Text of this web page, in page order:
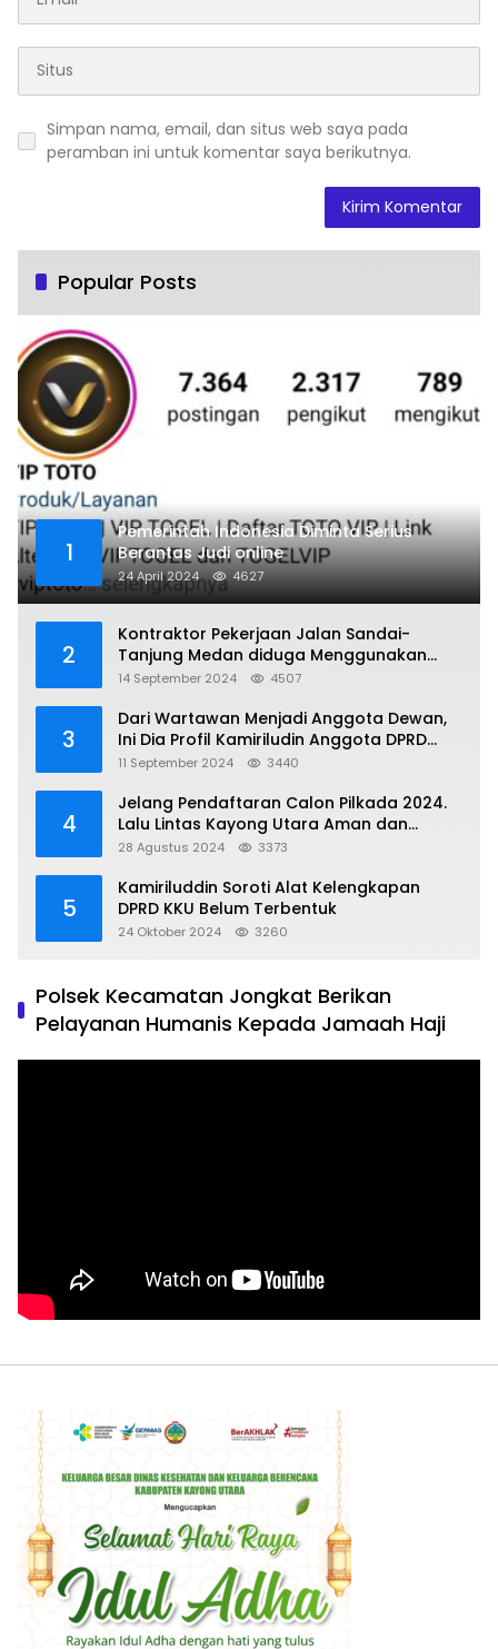
Simpan nama, email, dan situs web saya pada
peramban ini untuk komentar saya berikutnya.
Popular Posts
1
Pemerintah Indonesia Diminta Serius
Berantas Judi online
24 April 2024 4627
2
Kontraktor Pekerjaan Jalan Sandai-
Tanjung Medan diduga Menggunakan
Matrial Tanah tak Berizin Resmi
14 September 2024 4507
3
Dari Wartawan Menjadi Anggota Dewan,
Ini Dia Profil Kamiriludin Anggota DPRD
Dapil 1 KKU
11 September 2024 3440
4
Jelang Pendaftaran Calon Pilkada 2024.
Lalu Lintas Kayong Utara Aman dan
Kondusif
28 Agustus 2024 3373
5
Kamiriluddin Soroti Alat Kelengkapan
DPRD KKU Belum Terbentuk
24 Oktober 2024 3260
Polsek Kecamatan Jongkat Berikan
Pelayanan Humanis Kepada Jamaah Haji